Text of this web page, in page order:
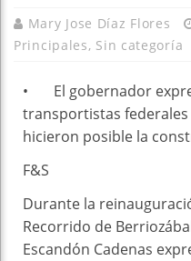
Mary Jose Díaz Flores
Principales, Sin categoría
• El gobernador
transportistas
hicieron posible la
F&S
Durante la
Recorrido de
Escandón Cadenas